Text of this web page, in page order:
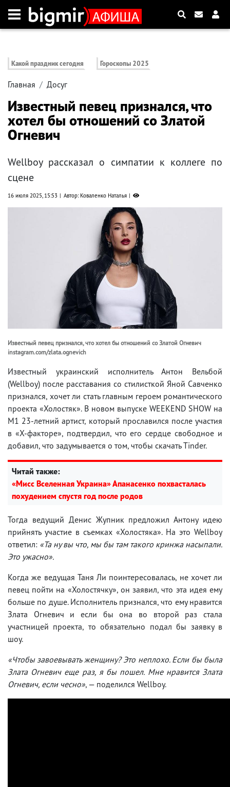
Какой праздник сегодня Гороскопы 2025
Главная Досуг
Известный певец признался, что
хотел бы отношений со Златой
Огневич
Wellboy рассказал о симпатии к коллеге по
сцене
16 июля 2025, 15:53 Автор: Коваленко Наталья
Известный певец признался, что хотел бы отношений со Златой Огневич
instagram.com/zlata.ognevich
Известный украинский исполнитель Антон Вельбой
(Wellboy) после расставания со стилисткой Яной Савченко
признался, хочет ли стать главным героем романтического
проекта «Холостяк». В новом выпуске WEEKEND SHOW на
M1 23-летний артист, который прославился после участия
в «Х-факторе», подтвердил, что его сердце свободное и
добавил, что задумывается о том, чтобы скачать Tinder.
Читай также:
«Мисс Вселенная Украина» Апанасенко похвасталась
похудением спустя год после родов
Тогда ведущий Денис Жупник предложил Антону идею
прийнять участие в съемках «Холостяка». На это Wellboy
ответил: «Та ну вы что, мы бы там такого кринжа насыпали.
Это ужасно».
Когда же ведущая Таня Ли поинтересовалась, не хочет ли
певец пойти на «Холостячку», он заявил, что эта идея ему
больше по душе. Исполнитель признался, что ему нравится
Злата Огневич и если бы она во второй раз стала
участницей проекта, то обязательно подал бы заявку в
шоу.
«Чтобы завоевывать женщину? Это неплохо. Если бы была
Злата Огневич еще раз, я бы пошел. Мне нравится Злата
Огневич, если чесно», — поделился Wellboy.